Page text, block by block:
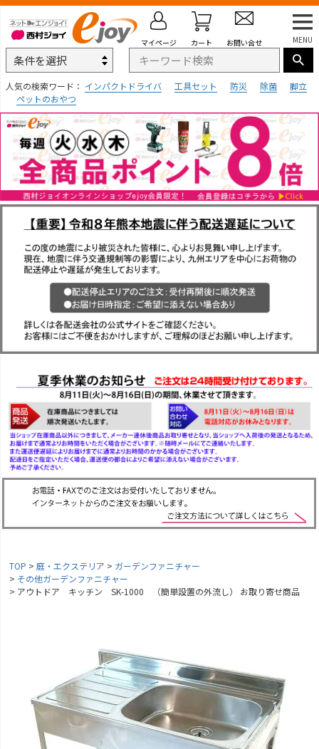
MENU
人気の検索ワード： インパクトドライバ 工具セット 防災 除菌
脚立
ペットのおやつ
マイページ カート お問い合せ
TOP 庭・エクステリア
ガーデンファニチャー
その他ガーデンファニチャー
アウトドア キッチン SK-1000 （簡単設置の外流し） お取り寄せ商品